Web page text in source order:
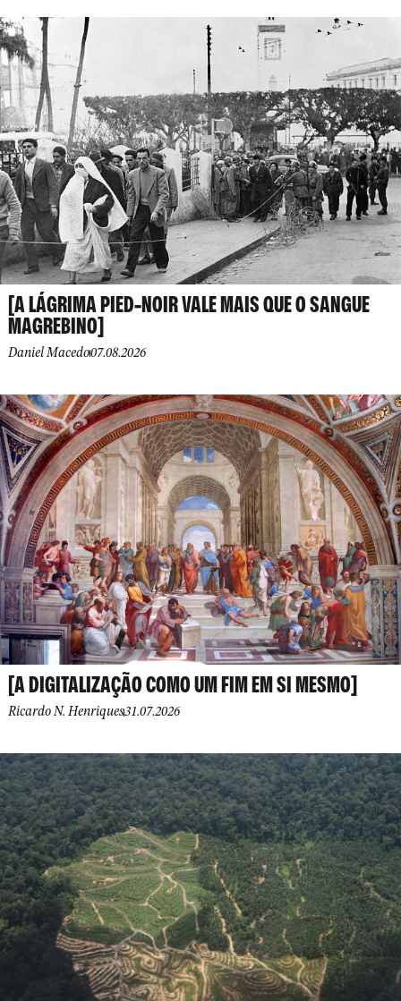
[A LÁGRIMA PIED-NOIR VALE MAIS QUE O SANGUE
MAGREBINO]
Daniel Macedo07.08.2026
[A DIGITALIZAÇÃO COMO UM FIM EM SI MESMO]
Ricardo N. Henriques31.07.2026